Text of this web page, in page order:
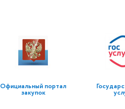
Официальный портал
закупок